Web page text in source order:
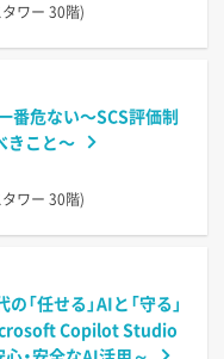
ワー 30階)
番危ない〜SCS評価制
きこと〜
ワー 30階)
「任せる」AIと「守る」
Copilot Studio